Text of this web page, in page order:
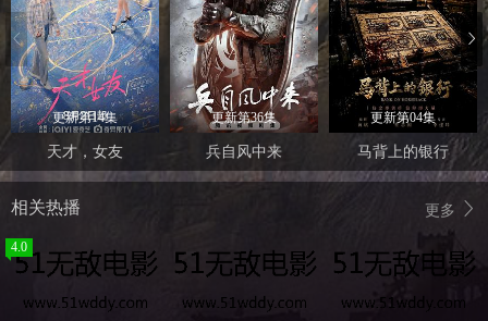
更新第14集
天才，女友
更新第36集
兵自风中来
更新第04集
马背上的银行
更多
相关热播
4.0